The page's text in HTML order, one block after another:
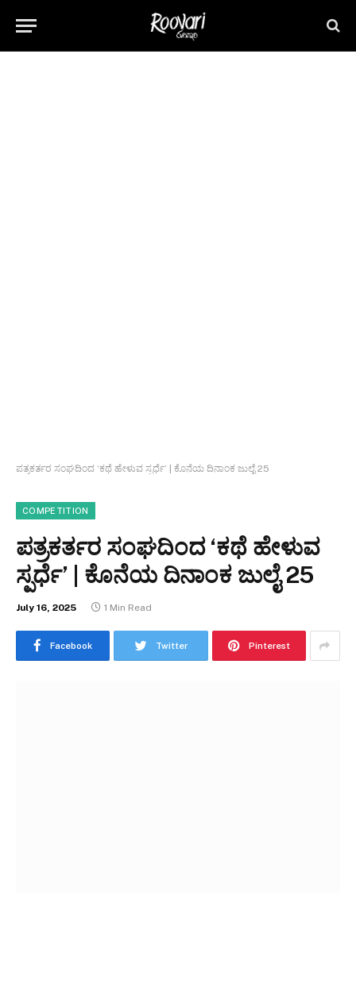
ಪತ್ರಕರ್ತರ ಸಂಘದಿಂದ ‘ಕಥೆ ಹೇಳುವ ಸ್ಪರ್ಧೆ’ | ಕೊನೆಯ ದಿನಾಂಕ ಜುಲೈ 25
COMPETITION
ಪತ್ರಕರ್ತರ ಸಂಘದಿಂದ ‘ಕಥೆ ಹೇಳುವ
ಸ್ಪರ್ಧೆ’ | ಕೊನೆಯ ದಿನಾಂಕ ಜುಲೈ 25
July 16, 2025 1 Min Read
Facebook Twitter Pinterest